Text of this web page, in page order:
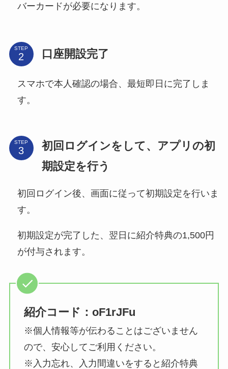
バーカードが必要になります。
STEP 口座開設完了
スマホで本人確認の場合、最短即日に完了しま
す。
STEP
初回ログインをして、アプリの初
期設定を行う
初回ログイン後、画面に従って初期設定を行いま
す。
初期設定が完了した、翌日に紹介特典の1,500円
が付与されます。
紹介コード： oF1rJFu
※個人情報等が伝わることはございません
ので、安心してご利用ください。
※入力忘れ、入力間違いをすると紹介特典